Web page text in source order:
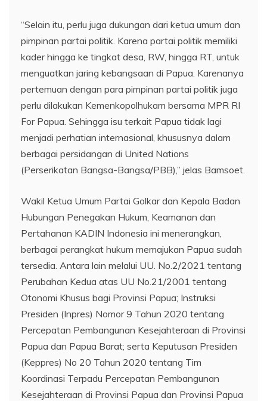
“Selain itu, perlu juga dukungan dari ketua umum dan
pimpinan partai politik. Karena partai politik memiliki
kader hingga ke tingkat desa, RW, hingga RT, untuk
menguatkan jaring kebangsaan di Papua. Karenanya
pertemuan dengan para pimpinan partai politik juga
perlu dilakukan Kemenkopolhukam bersama MPR RI
For Papua. Sehingga isu terkait Papua tidak lagi
menjadi perhatian internasional, khususnya dalam
berbagai persidangan di United Nations
(Perserikatan Bangsa-Bangsa/PBB),” jelas Bamsoet.
Wakil Ketua Umum Partai Golkar dan Kepala Badan
Hubungan Penegakan Hukum, Keamanan dan
Pertahanan KADIN Indonesia ini menerangkan,
berbagai perangkat hukum memajukan Papua sudah
tersedia. Antara lain melalui UU. No.2/2021 tentang
Perubahan Kedua atas UU No.21/2001 tentang
Otonomi Khusus bagi Provinsi Papua; Instruksi
Presiden (Inpres) Nomor 9 Tahun 2020 tentang
Percepatan Pembangunan Kesejahteraan di Provinsi
Papua dan Papua Barat; serta Keputusan Presiden
(Keppres) No 20 Tahun 2020 tentang Tim
Koordinasi Terpadu Percepatan Pembangunan
Kesejahteraan di Provinsi Papua dan Provinsi Papua